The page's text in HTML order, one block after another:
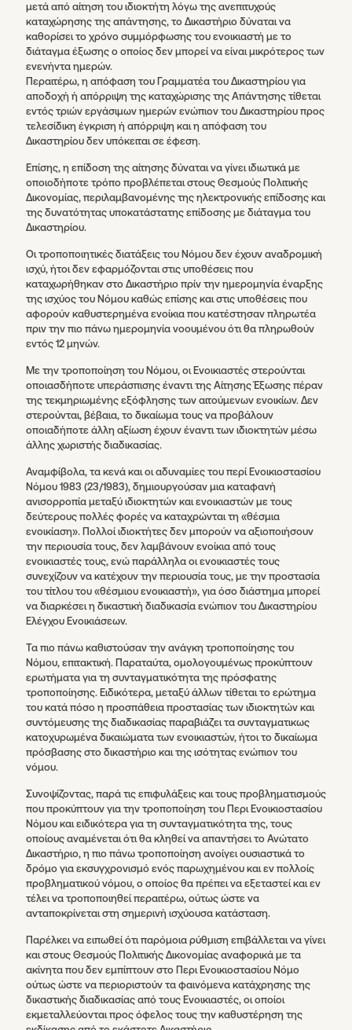
μετά από αίτηση του ιδιοκτήτη λόγω της ανεπιτυχούς
καταχώρησης της απάντησης, το Δικαστήριο δύναται να
καθορίσει το χρόνο συμμόρφωσης του ενοικιαστή με το
διάταγμα έξωσης ο οποίος δεν μπορεί να είναι μικρότερος των
ενενήντα ημερών.
Περαιτέρω, η απόφαση του Γραμματέα του Δικαστηρίου για
αποδοχή ή απόρριψη της καταχώρισης της Απάντησης τίθεται
εντός τριών εργάσιμων ημερών ενώπιον του Δικαστηρίου προς
τελεσίδικη έγκριση ή απόρριψη και η απόφαση του
Δικαστηρίου δεν υπόκειται σε έφεση.
Επίσης, η επίδοση της αίτησης δύναται να γίνει ιδιωτικά με
οποιοδήποτε τρόπο προβλέπεται στους Θεσμούς Πολιτικής
Δικονομίας, περιλαμβανομένης της ηλεκτρονικής επίδοσης και
της δυνατότητας υποκατάστατης επίδοσης με διάταγμα του
Δικαστηρίου.
Οι τροποποιητικές διατάξεις του Νόμου δεν έχουν αναδρομική
ισχύ, ήτοι δεν εφαρμόζονται στις υποθέσεις που
καταχωρήθηκαν στο Δικαστήριο πρίν την ημερομηνία έναρξης
της ισχύος του Νόμου καθώς επίσης και στις υποθέσεις που
αφορούν καθυστερημένα ενοίκια που κατέστησαν πληρωτέα
πριν την πιο πάνω ημερομηνία νοουμένου ότι θα πληρωθούν
εντός 12 μηνών.
Με την τροποποίηση του Νόμου, οι Ενοικιαστές στερούνται
οποιασδήποτε υπεράσπισης έναντι της Αίτησης Έξωσης πέραν
της τεκμηριωμένης εξόφλησης των αιτούμενων ενοικίων. Δεν
στερούνται, βέβαια, το δικαίωμα τους να προβάλουν
οποιαδήποτε άλλη αξίωση έχουν έναντι των ιδιοκτητών μέσω
άλλης χωριστής διαδικασίας.
Αναμφίβολα, τα κενά και οι αδυναμίες του περί Ενοικιοστασίου
Νόμου 1983 (23/1983), δημιουργούσαν μια καταφανή
ανισορροπία μεταξύ ιδιοκτητών και ενοικιαστών με τους
δεύτερους πολλές φορές να καταχρώνται τη «θέσμια
ενοικίαση». Πολλοί ιδιοκτήτες δεν μπορούν να αξιοποιήσουν
την περιουσία τους, δεν λαμβάνουν ενοίκια από τους
ενοικιαστές τους, ενώ παράλληλα οι ενοικιαστές τους
συνεχίζουν να κατέχουν την περιουσία τους, με την προστασία
του τίτλου του «θέσμιου ενοικιαστή», για όσο διάστημα μπορεί
να διαρκέσει η δικαστική διαδικασία ενώπιον του Δικαστηρίου
Ελέγχου Ενοικιάσεων.
Τα πιο πάνω καθιστούσαν την ανάγκη τροποποίησης του
Νόμου, επιτακτική. Παραταύτα, ομολογουμένως προκύπτουν
ερωτήματα για τη συνταγματικότητα της πρόσφατης
τροποποίησης. Ειδικότερα, μεταξύ άλλων τίθεται το ερώτημα
του κατά πόσο η προσπάθεια προστασίας των ιδιοκτητών και
συντόμευσης της διαδικασίας παραβιάζει τα συνταγματικως
κατοχυρωμένα δικαιώματα των ενοικιαστών, ήτοι το δικαίωμα
πρόσβασης στο δικαστήριο και της ισότητας ενώπιον του
νόμου.
Συνοψίζοντας, παρά τις επιφυλάξεις και τους προβληματισμούς
που προκύπτουν για την τροποποίηση του Περι Ενοικιοστασίου
Νόμου και ειδικότερα για τη συνταγματικότητα της, τους
οποίους αναμένεται ότι θα κληθεί να απαντήσει το Ανώτατο
Δικαστήριο, η πιο πάνω τροποποίηση ανοίγει ουσιαστικά το
δρόμο για εκσυγχρονισμό ενός παρωχημένου και εν πολλοίς
προβληματικού νόμου, ο οποίος θα πρέπει να εξεταστεί και εν
τέλει να τροποποιηθεί περαιτέρω, ούτως ώστε να
ανταποκρίνεται στη σημερινή ισχύουσα κατάσταση.
Παρέλκει να ειπωθεί ότι παρόμοια ρύθμιση επιβάλλεται να γίνει
και στους Θεσμούς Πολιτικής Δικονομίας αναφορικά με τα
ακίνητα που δεν εμπίπτουν στο Περι Ενοικιοστασίου Νόμο
ούτως ώστε να περιοριστούν τα φαινόμενα κατάχρησης της
δικαστικής διαδικασίας από τους Ενοικιαστές, οι οποίοι
εκμεταλλεύονται προς όφελος τους την καθυστέρηση της